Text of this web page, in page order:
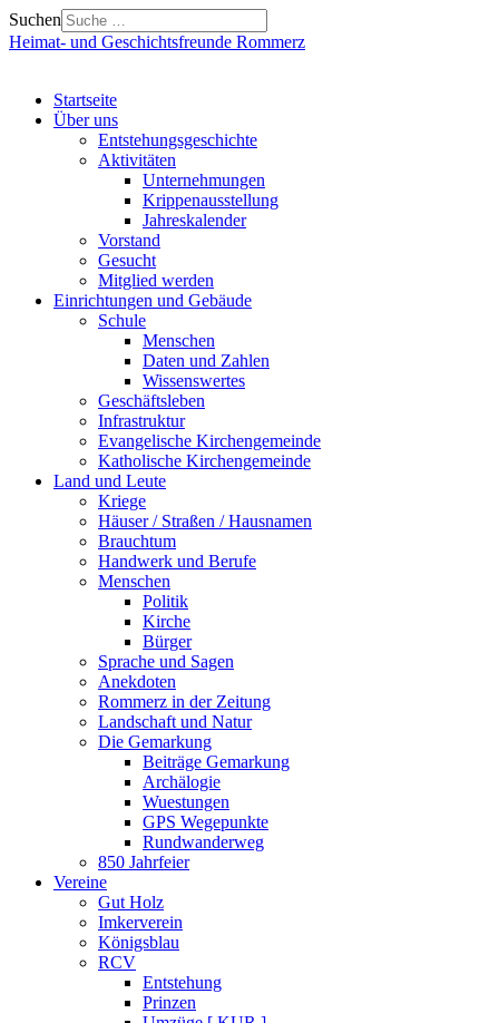
Suchen
Heimat- und Geschichtsfreunde Rommerz
Startseite
Über uns
Entstehungsgeschichte
Aktivitäten
Unternehmungen
Krippenausstellung
Jahreskalender
Vorstand
Gesucht
Mitglied werden
Einrichtungen und Gebäude
Schule
Menschen
Daten und Zahlen
Wissenswertes
Geschäftsleben
Infrastruktur
Evangelische Kirchengemeinde
Katholische Kirchengemeinde
Land und Leute
Kriege
Häuser / Straßen / Hausnamen
Brauchtum
Handwerk und Berufe
Menschen
Politik
Kirche
Bürger
Sprache und Sagen
Anekdoten
Rommerz in der Zeitung
Landschaft und Natur
Die Gemarkung
Beiträge Gemarkung
Archälogie
Wuestungen
GPS Wegepunkte
Rundwanderweg
850 Jahrfeier
Vereine
Gut Holz
Imkerverein
Königsblau
RCV
Entstehung
Prinzen